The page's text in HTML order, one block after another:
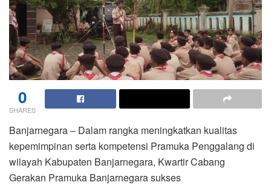
0
SHARES
Banjarnegara – Dalam rangka meningkatkan kualitas
kepemimpinan serta kompetensi Pramuka Penggalang di
wilayah Kabupaten Banjarnegara, Kwartir Cabang
Gerakan Pramuka Banjarnegara sukses